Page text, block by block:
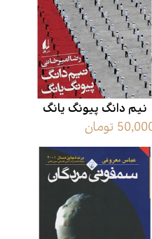
نیم دانگ پیونگ یانگ
تومان